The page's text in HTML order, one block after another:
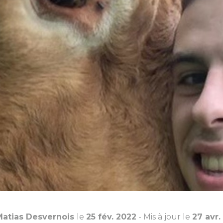
Desvernois le 25 fév. 2022 - Mis à jour le 27 avr.